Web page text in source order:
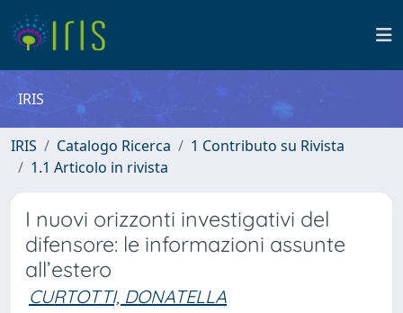
IRIS
IRIS Catalogo Ricerca
1 Contributo su Rivista
1.1 Articolo in rivista
I nuovi orizzonti investigativi del
difensore: le informazioni assunte
all’estero
CURTOTTI, DONATELLA